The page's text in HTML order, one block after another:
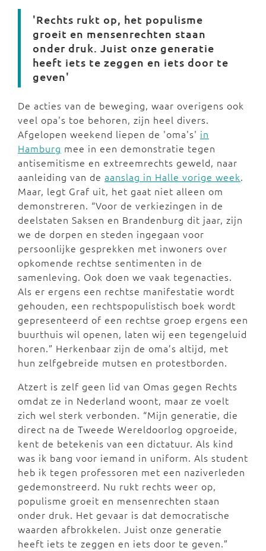
'Rechts rukt op, het populisme
groeit en mensenrechten staan
onder druk. Juist onze generatie
heeft iets te zeggen en iets door te
geven'
De acties van de beweging, waar overigens ook
veel opa's toe behoren, zijn heel divers.
Afgelopen weekend liepen de 'oma's' in
Hamburg mee in een demonstratie tegen
antisemitisme en extreemrechts geweld, naar
aanleiding van de aanslag in Halle vorige week.
Maar, legt Graf uit, het gaat niet alleen om
demonstreren. “Voor de verkiezingen in de
deelstaten Saksen en Brandenburg dit jaar, zijn
we de dorpen en steden ingegaan voor
persoonlijke gesprekken met inwoners over
opkomende rechtse sentimenten in de
samenleving. Ook doen we vaak tegenacties.
Als er ergens een rechtse manifestatie wordt
gehouden, een rechtspopulistisch boek wordt
gepresenteerd of een rechtse groep ergens een
buurthuis wil openen, laten wij een tegengeluid
horen.” Herkenbaar zijn de oma’s altijd, met
hun zelfgebreide mutsen en protestborden.
Atzert is zelf geen lid van Omas gegen Rechts
omdat ze in Nederland woont, maar ze voelt
zich wel sterk verbonden. “Mijn generatie, die
direct na de Tweede Wereldoorlog opgroeide,
kent de betekenis van een dictatuur. Als kind
was ik bang voor iemand in uniform. Als student
heb ik tegen professoren met een naziverleden
gedemonstreerd. Nu rukt rechts weer op,
populisme groeit en mensenrechten staan
onder druk. Het gevaar is dat democratische
waarden afbrokkelen. Juist onze generatie
heeft iets te zeggen en iets door te geven.”